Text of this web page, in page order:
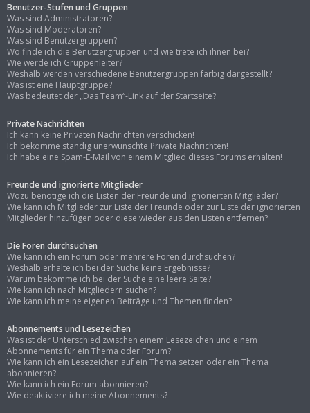
Benutzer-Stufen und Gruppen
Was sind Administratoren?
Was sind Moderatoren?
Was sind Benutzergruppen?
Wo finde ich die Benutzergruppen und wie trete ich ihnen bei?
Wie werde ich Gruppenleiter?
Weshalb werden verschiedene Benutzergruppen farbig dargestellt?
Was ist eine Hauptgruppe?
Was bedeutet der „Das Team“-Link auf der Startseite?
Private Nachrichten
Ich kann keine Privaten Nachrichten verschicken!
Ich bekomme ständig unerwünschte Private Nachrichten!
Ich habe eine Spam-E-Mail von einem Mitglied dieses Forums erhalten!
Freunde und ignorierte Mitglieder
Wozu benötige ich die Listen der Freunde und ignorierten Mitglieder?
Wie kann ich Mitglieder zur Liste der Freunde oder zur Liste der ignorierten
Mitglieder hinzufügen oder diese wieder aus den Listen entfernen?
Die Foren durchsuchen
Wie kann ich ein Forum oder mehrere Foren durchsuchen?
Weshalb erhalte ich bei der Suche keine Ergebnisse?
Warum bekomme ich bei der Suche eine leere Seite?
Wie kann ich nach Mitgliedern suchen?
Wie kann ich meine eigenen Beiträge und Themen finden?
Abonnements und Lesezeichen
Was ist der Unterschied zwischen einem Lesezeichen und einem
Abonnements für ein Thema oder Forum?
Wie kann ich ein Lesezeichen auf ein Thema setzen oder ein Thema
abonnieren?
Wie kann ich ein Forum abonnieren?
Wie deaktiviere ich meine Abonnements?